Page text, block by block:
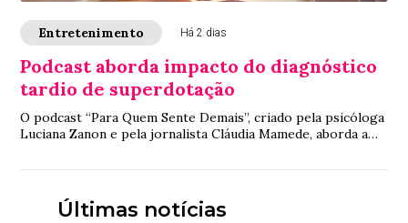
Entretenimento Há 2 dias
Podcast aborda impacto do diagnóstico
tardio de superdotação
O podcast “Para Quem Sente Demais”, criado pela psicóloga
Luciana Zanon e pela jornalista Cláudia Mamede, aborda a
Últimas notícias